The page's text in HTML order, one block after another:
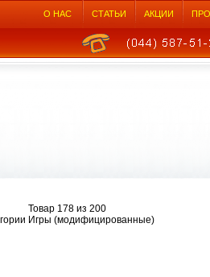
О НАС СТАТЬИ АКЦИИ
Товар 178 из 200
Игры (модифицированные)